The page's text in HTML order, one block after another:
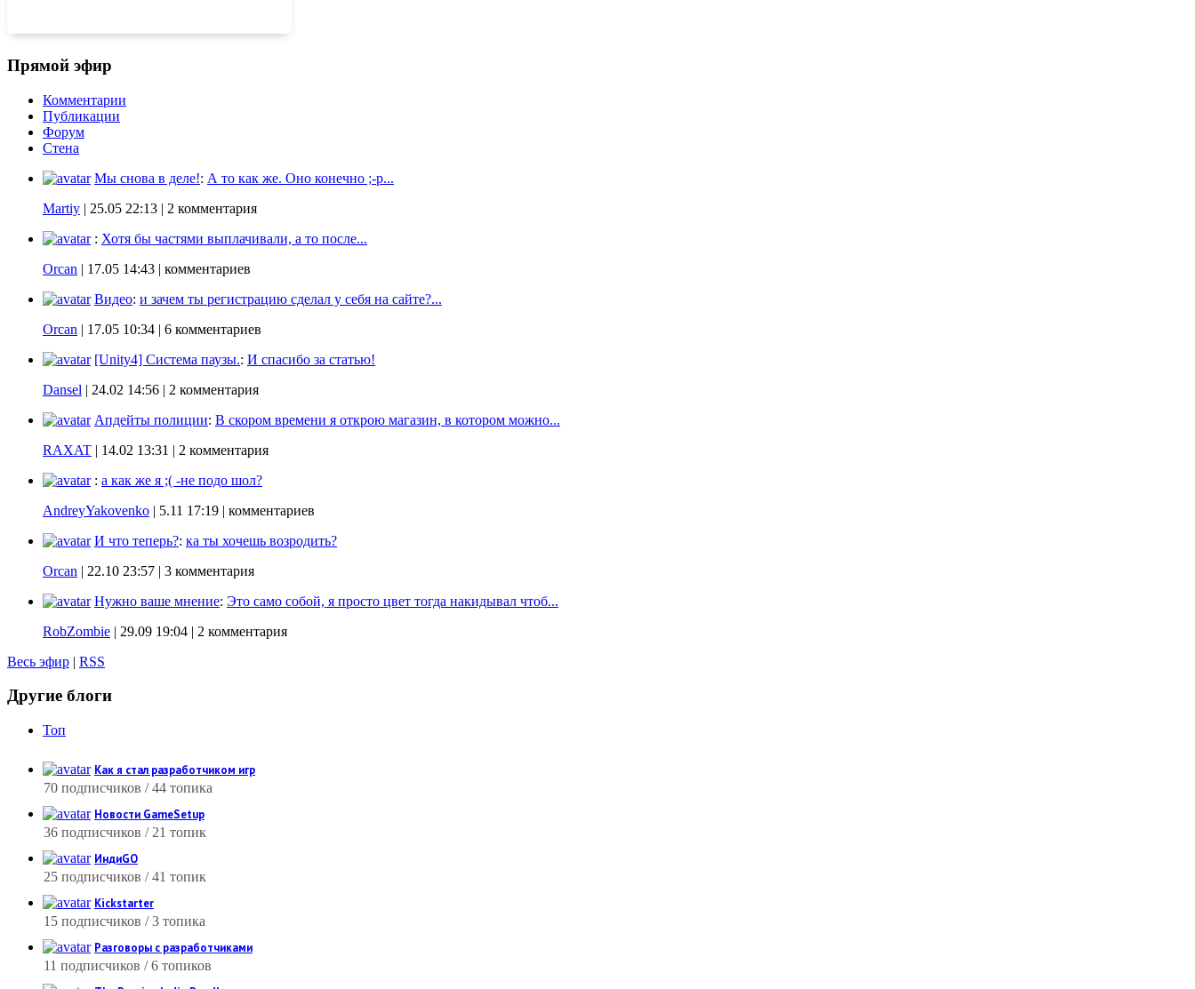
Прямой эфир
Комментарии
Публикации
Форум
Стена
Мы снова в деле!: А то как же. Оно конечно ;-p...
Martiy | 25.05 22:13 | 2 комментария
: Хотя бы частями выплачивали, а то после...
Orcan | 17.05 14:43 | комментариев
Видео: и зачем ты регистрацию сделал у себя на сайте?...
Orcan | 17.05 10:34 | 6 комментариев
[Unity4] Система паузы.: И спасибо за статью!
Dansel | 24.02 14:56 | 2 комментария
Апдейты полиции: В скором времени я открою магазин, в котором можно...
RAXAT | 14.02 13:31 | 2 комментария
: а как же я ;( -не подо шол?
AndreyYakovenko | 5.11 17:19 | комментариев
И что теперь?: ка ты хочешь возродить?
Orcan | 22.10 23:57 | 3 комментария
Нужно ваше мнение: Это само собой, я просто цвет тогда накидывал чтоб...
RobZombie | 29.09 19:04 | 2 комментария
Весь эфир | RSS
Другие блоги
Топ
Как я стал разработчиком игр
70 подписчиков / 44 топика
Новости GameSetup
36 подписчиков / 21 топик
ИндиGO
25 подписчиков / 41 топик
Kickstarter
15 подписчиков / 3 топика
Разговоры с разработчиками
11 подписчиков / 6 топиков